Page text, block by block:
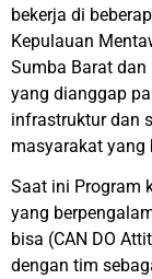
bekerja di
Kepulauan
Sumba Barat dan
yang dianggap
infrastruktur dan
masyarakat yang
Saat ini Program
yang
bisa (CAN DO
dengan tim